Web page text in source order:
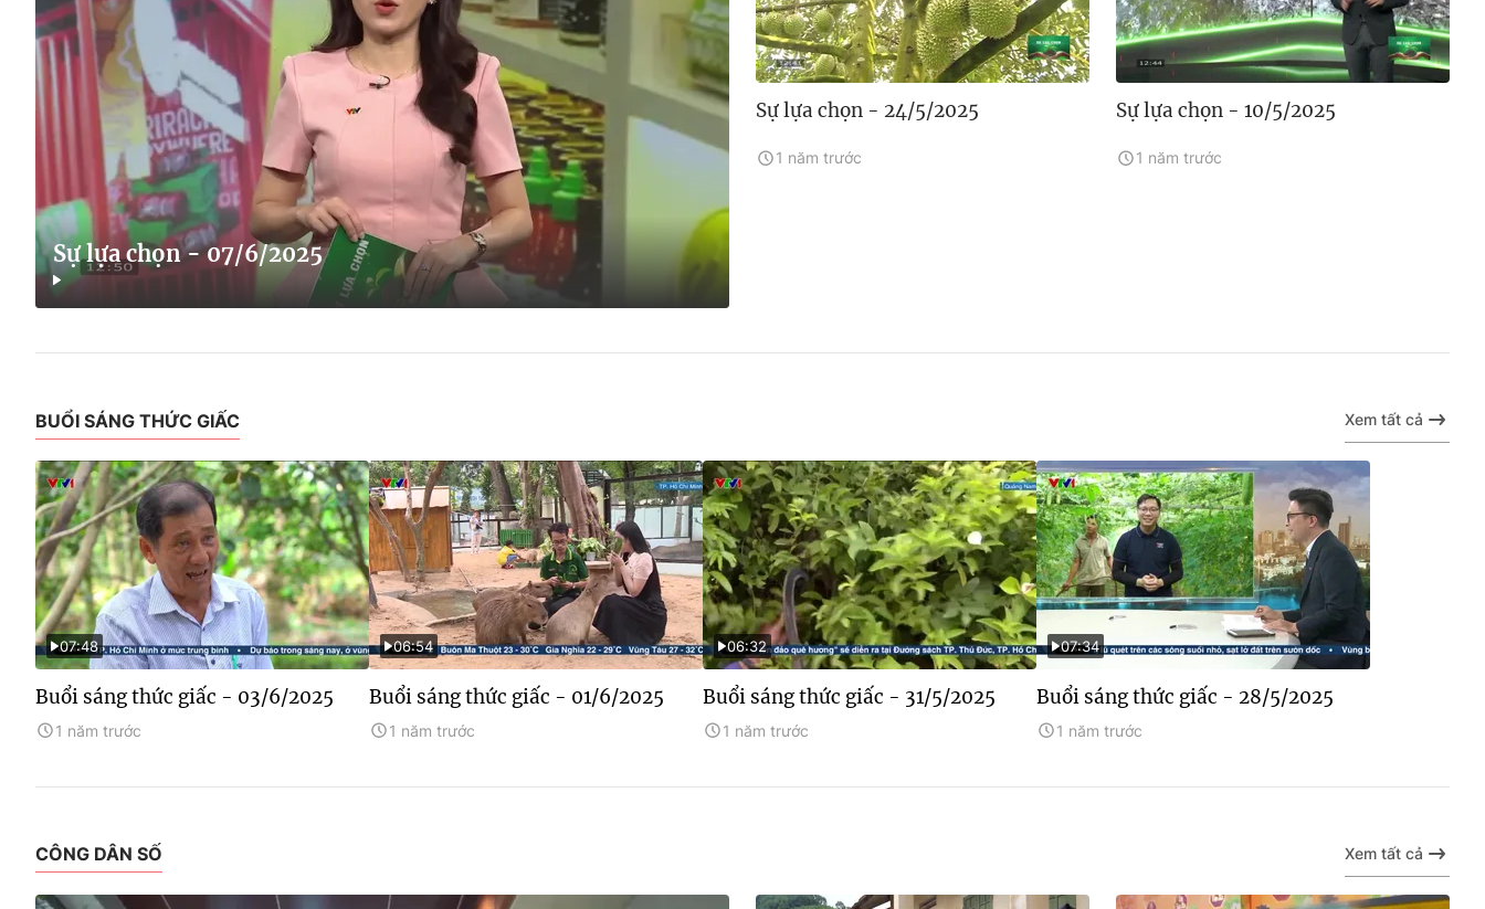
Sự lựa chọn - 07/6/2025
Sự lựa chọn - 24/5/2025
1 năm trước
Sự lựa chọn - 10/5/2025
1 năm trước
BUỔI SÁNG THỨC GIẤC Xem tất cả
07:48
Buổi sáng thức giấc - 03/6/2025
1 năm trước
06:54
Buổi sáng thức giấc - 01/6/2025
1 năm trước
06:32
Buổi sáng thức giấc - 31/5/2025
1 năm trước
07:34
Buổi sáng thức giấc - 28/5/2025
1 năm trước
CÔNG DÂN SỐ Xem tất cả